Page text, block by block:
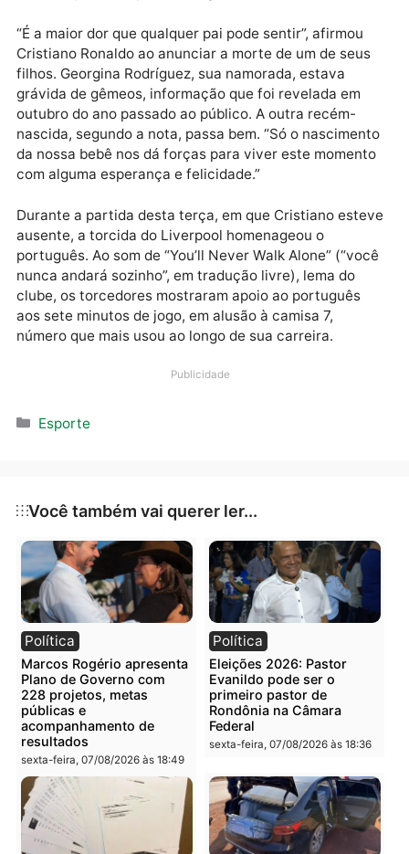
O clube vem dando ao jogador todo o suporte que
ao seu alcance nos últimos dias, mas ainda é cedo
afirmar se o português estará em campo já no
confronto, marcado para o dia 23 de abril, contra o
Arsenal, pelo Campeonato Inglês.
“É a maior dor que qualquer pai pode sentir”, afirmou
Cristiano Ronaldo ao anunciar a morte de um de
filhos. Georgina Rodríguez, sua namorada, estava
grávida de gêmeos, informação que foi revelada em
outubro do ano passado ao público. A outra recém-
nascida, segundo a nota, passa bem. “Só o
da nossa bebê nos dá forças para viver este
com alguma esperança e felicidade.”
Durante a partida desta terça, em que Cristiano
nunca andará sozinho”, em tradução livre), lema do
número que mais usou ao longo de sua carreira.
Publicidade
Categorias
Esporte
Você também vai querer ler...
Política Política